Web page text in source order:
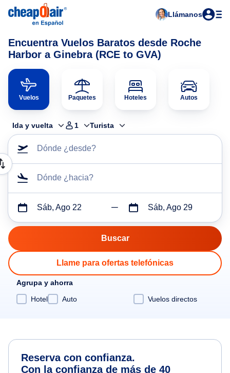
Llámanos
Encuentra Vuelos Baratos desde Roche
Harbor a Ginebra (RCE to GVA)
Vuelos Paquetes Hoteles Autos
Ida y vuelta 1 Turista
Dónde ¿desde?
Dónde ¿hacia?
Sáb, Ago 22 Sáb, Ago 29
Llame para ofertas telefónicas
Agrupa y ahorra
Hotel
Auto Vuelos directos
Reserva con confianza.
Con la confianza de más de 40